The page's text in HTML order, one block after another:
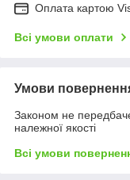
Оплата картою
Всі умови оплати
Умови
Законом не
належної якості
Всі умови